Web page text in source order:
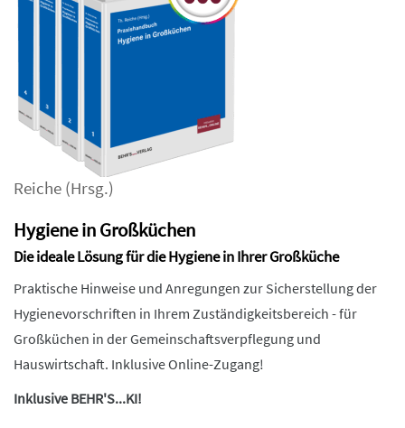
Reiche (Hrsg.)
Hygiene in Großküchen
Die ideale Lösung für die Hygiene in Ihrer Großküche
Praktische Hinweise und Anregungen zur Sicherstellung der
Hygienevorschriften in Ihrem Zuständigkeitsbereich - für
Großküchen in der Gemeinschaftsverpflegung und
Hauswirtschaft. Inklusive Online-Zugang!
Inklusive BEHR'S...KI!